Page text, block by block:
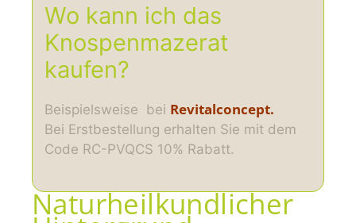
Wo kann ich das
Knospenmazerat
kaufen?
Beispielsweise bei Revitalconcept.
Bei Erstbestellung erhalten Sie mit dem
Code RC-PVQCS 10% Rabatt.
Naturheilkundlicher